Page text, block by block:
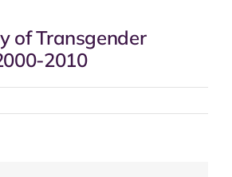
of Transgender
2010